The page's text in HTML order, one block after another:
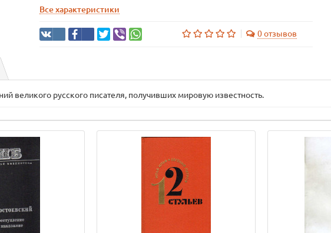
Все характеристики
0 отзывов
великого русского писателя, получивших мировую известность.